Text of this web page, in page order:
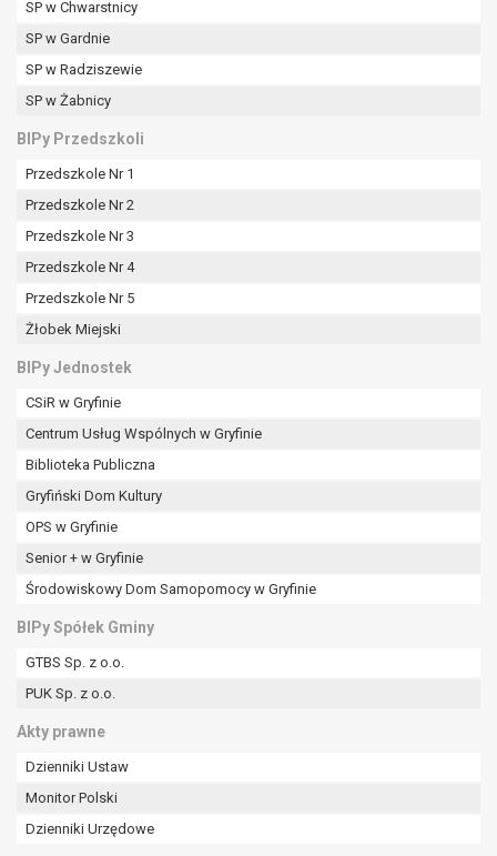
SP w Chwarstnicy
SP w Gardnie
SP w Radziszewie
SP w Żabnicy
BIPy Przedszkoli
Przedszkole Nr 1
Przedszkole Nr 2
Przedszkole Nr 3
Przedszkole Nr 4
Przedszkole Nr 5
Żłobek Miejski
BIPy Jednostek
CSiR w Gryfinie
Centrum Usług Wspólnych w Gryfinie
Biblioteka Publiczna
Gryfiński Dom Kultury
OPS w Gryfinie
Senior + w Gryfinie
Środowiskowy Dom Samopomocy w Gryfinie
BIPy Spółek Gminy
GTBS Sp. z o.o.
PUK Sp. z o.o.
Akty prawne
Dzienniki Ustaw
Monitor Polski
Dzienniki Urzędowe